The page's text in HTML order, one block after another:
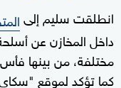
انطلقت سليم إلى
داخل المخازن عن
مختلفة، من بينها فأس
كما تؤكد لموقع "سكاي